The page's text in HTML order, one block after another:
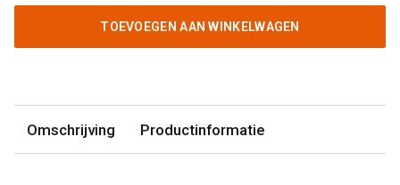
TOEVOEGEN AAN WINKELWAGEN
Omschrijving Productinformatie